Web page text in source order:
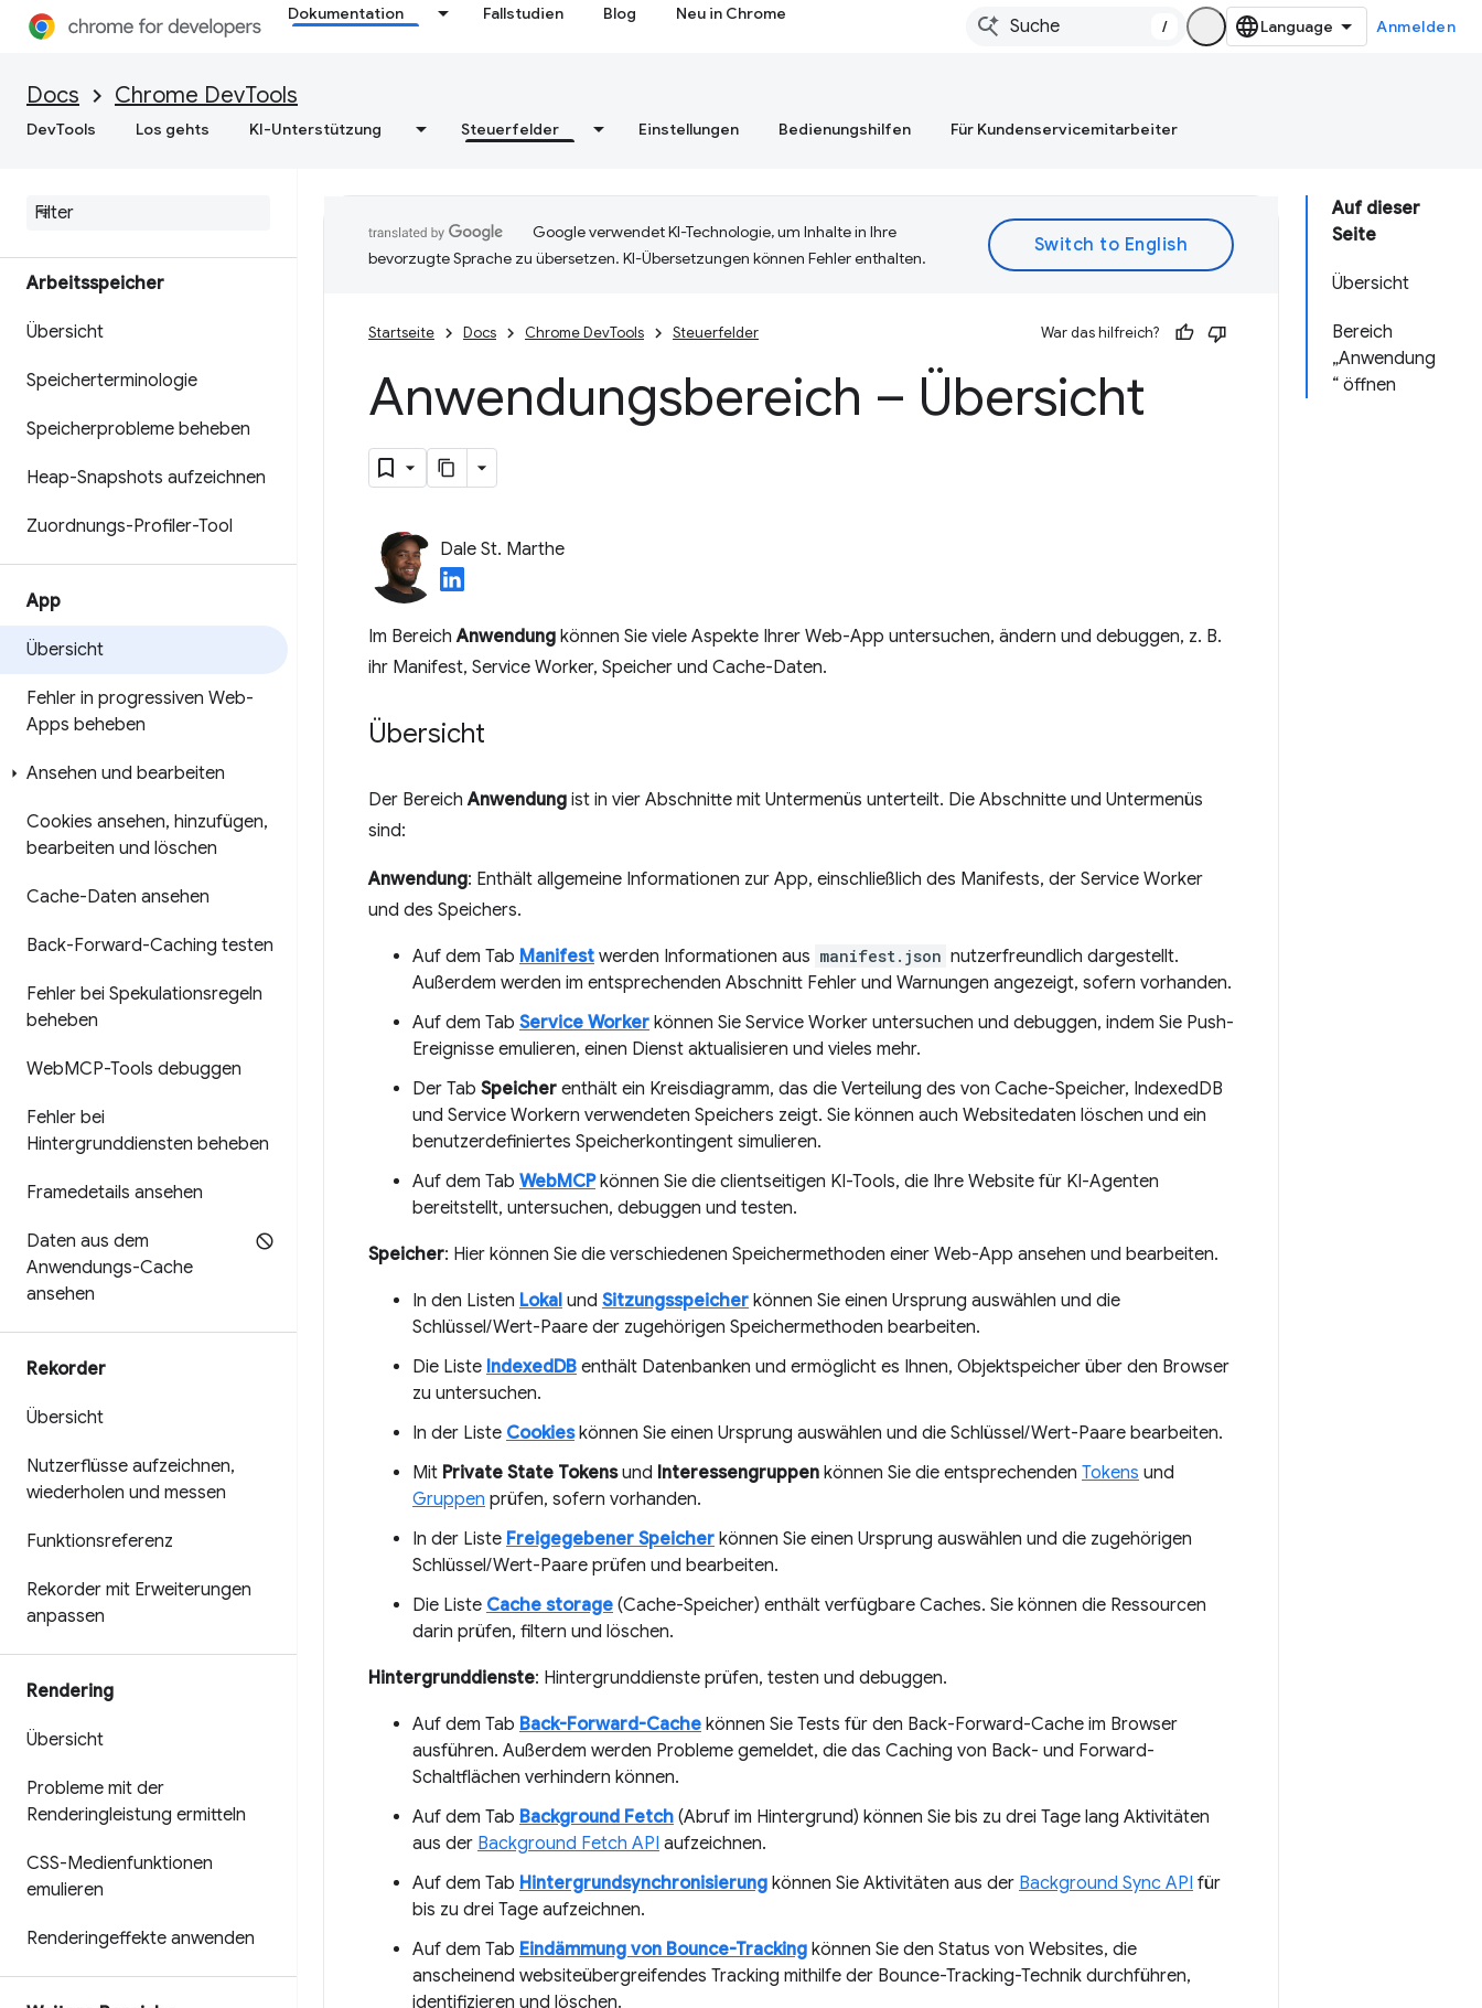
Dokumentation Fallstudien Blog Neu in Chrome
/ Anmelden
Docs Chrome DevTools
DevTools Los gehts KI-Unterstützung Steuerfelder Einstellungen Bedienungshilfen Für Kundenservicemitarbeiter
erhalten
Lighthouse
optimieren
Arbeitsspeicher
Übersicht
Speicherterminologie
Speicherprobleme beheben
Heap-Snapshots aufzeichnen
Zuordnungs-Profiler-Tool
App
Übersicht
Fehler in progressiven Web-
Apps beheben
Ansehen und bearbeiten
Cookies ansehen, hinzufügen,
bearbeiten und löschen
Cache-Daten ansehen
Back-Forward-Caching testen
Fehler bei Spekulationsregeln
beheben
WebMCP-Tools debuggen
Fehler bei
Hintergrunddiensten beheben
Framedetails ansehen
Daten aus dem
Anwendungs-Cache
ansehen
Rekorder
Übersicht
Nutzerflüsse aufzeichnen,
wiederholen und messen
Funktionsreferenz
Rekorder mit Erweiterungen
anpassen
Rendering
Übersicht
Probleme mit der
Renderingleistung ermitteln
CSS-Medienfunktionen
emulieren
Renderingeffekte anwenden
Auf dieser
Seite
Übersicht
Bereich
„Anwendung
“ öffnen
Google verwendet KI-Technologie, um Inhalte in Ihre
bevorzugte Sprache zu übersetzen. KI-Übersetzungen können Fehler enthalten.
Startseite Docs Chrome DevTools Steuerfelder War das hilfreich?
Anwendungsbereich – Übersicht
Dale St. Marthe
Im BereichAnwendung können Sie viele Aspekte Ihrer Web-App untersuchen, ändern und debuggen, z. B.
ihr Manifest, Service Worker, Speicher und Cache-Daten.
Übersicht
Der BereichAnwendung ist in vier Abschnitte mit Untermenüs unterteilt. Die Abschnitte und Untermenüs
sind:
Anwendung: Enthält allgemeine Informationen zur App, einschließlich des Manifests, der Service Worker
und des Speichers.
Auf dem Tab Manifest werden Informationen aus manifest.json nutzerfreundlich dargestellt.
Außerdem werden im entsprechenden Abschnitt Fehler und Warnungen angezeigt, sofern vorhanden.
Auf dem Tab Service Worker können Sie Service Worker untersuchen und debuggen, indem Sie Push-
Ereignisse emulieren, einen Dienst aktualisieren und vieles mehr.
Der Tab Speicher enthält ein Kreisdiagramm, das die Verteilung des von Cache-Speicher, IndexedDB
und Service Workern verwendeten Speichers zeigt. Sie können auch Websitedaten löschen und ein
benutzerdefiniertes Speicherkontingent simulieren.
Auf dem Tab WebMCPkönnen Sie die clientseitigen KI-Tools, die Ihre Website für KI-Agenten
bereitstellt, untersuchen, debuggen und testen.
Speicher: Hier können Sie die verschiedenen Speichermethoden einer Web-App ansehen und bearbeiten.
In den Listen Lokal und Sitzungsspeicher können Sie einen Ursprung auswählen und die
Schlüssel/Wert-Paare der zugehörigen Speichermethoden bearbeiten.
Die Liste IndexedDB enthält Datenbanken und ermöglicht es Ihnen, Objektspeicher über den Browser
zu untersuchen.
In der Liste Cookieskönnen Sie einen Ursprung auswählen und die Schlüssel/Wert-Paare bearbeiten.
Mit Private State Tokensund Interessengruppen können Sie die entsprechenden Tokens und
Gruppen prüfen, sofern vorhanden.
In der Liste Freigegebener Speicher können Sie einen Ursprung auswählen und die zugehörigen
Schlüssel/Wert-Paare prüfen und bearbeiten.
Die Liste Cache storage (Cache-Speicher) enthält verfügbare Caches. Sie können die Ressourcen
darin prüfen, filtern und löschen.
Hintergrunddienste: Hintergrunddienste prüfen, testen und debuggen.
Auf dem Tab Back-Forward-Cache können Sie Tests für den Back-Forward-Cache im Browser
ausführen. Außerdem werden Probleme gemeldet, die das Caching von Back- und Forward-
Schaltflächen verhindern können.
Auf dem Tab Background Fetch (Abruf im Hintergrund) können Sie bis zu drei Tage lang Aktivitäten
aus der Background Fetch API aufzeichnen.
Auf dem Tab Hintergrundsynchronisierung können Sie Aktivitäten aus der Background Sync API für
bis zu drei Tage aufzeichnen.
Auf dem Tab Eindämmung von Bounce-Tracking können Sie den Status von Websites, die
anscheinend websiteübergreifendes Tracking mithilfe der Bounce-Tracking-Technik durchführen,
identifizieren und löschen.